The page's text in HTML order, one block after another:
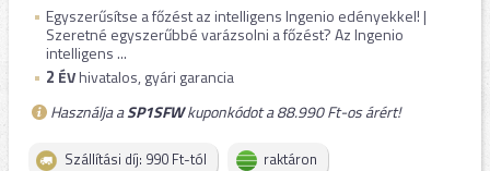
Egyszerűsítse a főzést az intelligens Ingenio edényekkel! |
Szeretné egyszerűbbé varázsolni a főzést? Az Ingenio
intelligens ...
2 ÉVhivatalos, gyári garancia
Használja aSP1SFWkuponkódot a 88.990 Ft-os árért!
Szállítási díj: 990 Ft-tól raktáron